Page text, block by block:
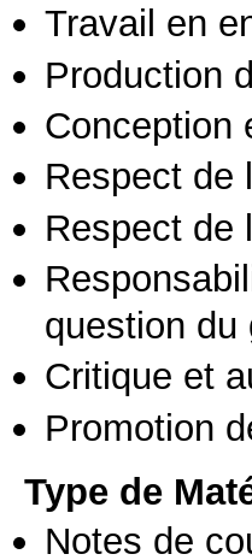
Travail en
Production
Conception
Respect de
Respect de
question du
Critique et
Promotion
Type de
Notes de